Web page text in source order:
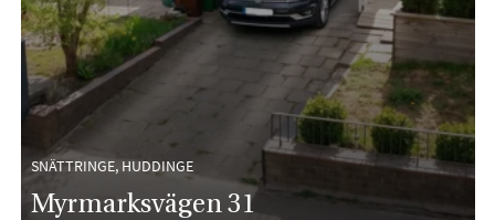
SNÄTTRINGE, HUDDINGE
Myrmarksvägen 31